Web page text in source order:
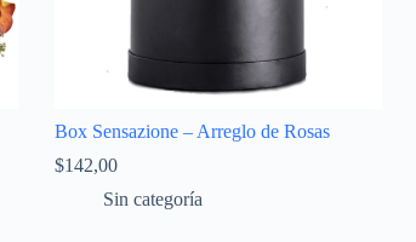
Box Sensazione – Arreglo de Rosas
$142,00
Sin categoría